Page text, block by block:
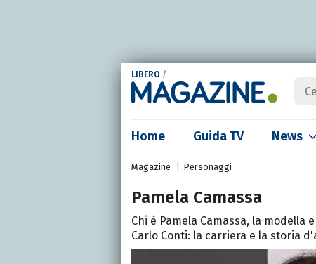
LIBERO /
Home Guida TV News
Magazine Personaggi
Pamela Camassa
Chi è Pamela Camassa, la
Carlo Conti: la carriera e la storia